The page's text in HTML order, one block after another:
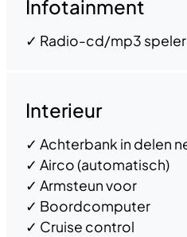
Infotainment
✓ Radio-cd/mp3 speler
Interieur
✓ Achterbank in delen
✓ Airco (automatisch)
✓ Armsteun voor
✓ Boordcomputer
✓ Cruise control